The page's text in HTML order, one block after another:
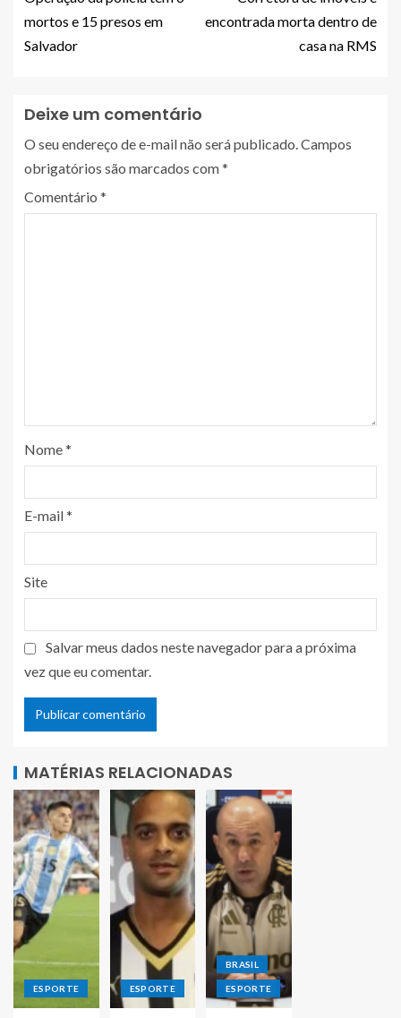
mortos e 15 presos em
Salvador
encontrada morta dentro de
casa na RMS
Deixe um comentário
O seu endereço de e-mail não será publicado. Campos
obrigatórios são marcados com*
Comentário *
Nome*
E-mail*
Site
Salvar meus dados neste navegador para a próxima
vez que eu comentar.
MATÉRIAS RELACIONADAS
ESPORTE ESPORTE
BRASIL
ESPORTE